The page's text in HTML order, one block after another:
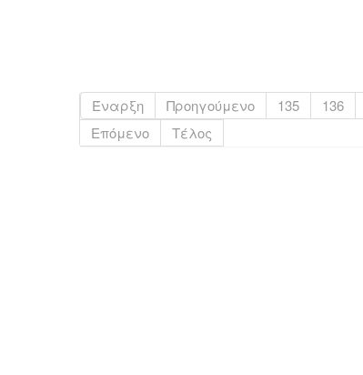
Έναρξη Προηγούμενο 135 136
Επόμενο
Τέλος